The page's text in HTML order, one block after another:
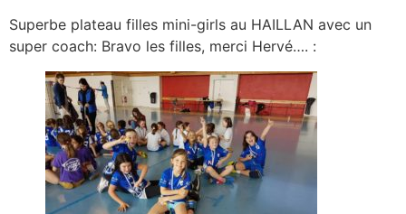
Superbe plateau filles mini-girls au HAILLAN avec un
super coach: Bravo les filles, merci Hervé…. :